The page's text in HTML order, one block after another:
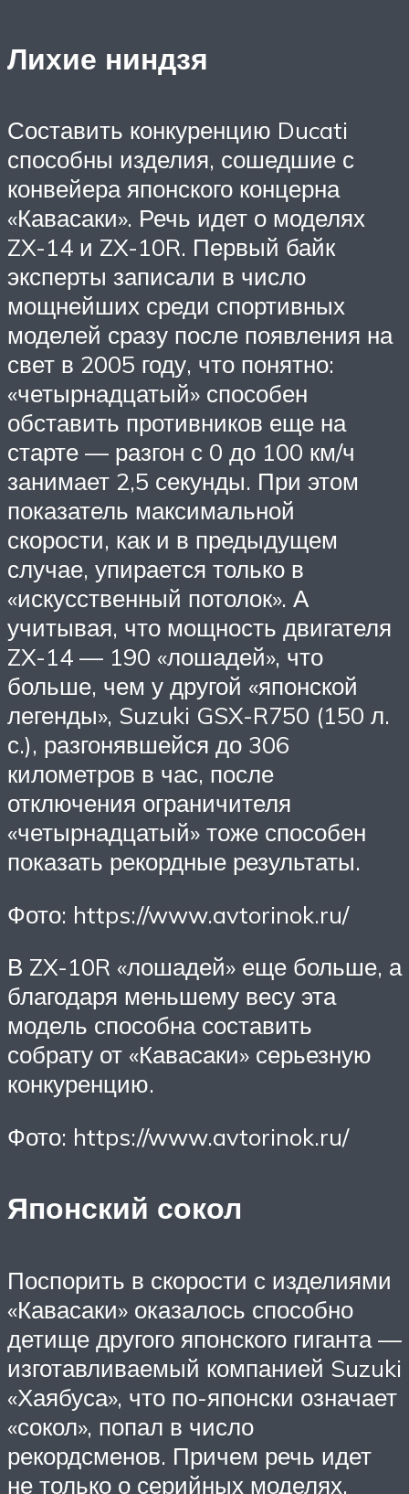
Лихие ниндзя
Составить конкуренцию Ducati
способны изделия, сошедшие с
конвейера японского концерна
«Кавасаки». Речь идет о моделях
ZX-14 и ZX-10R. Первый байк
эксперты записали в число
мощнейших среди спортивных
моделей сразу после появления на
свет в 2005 году, что понятно:
«четырнадцатый» способен
обставить противников еще на
старте — разгон с 0 до 100 км/ч
занимает 2,5 секунды. При этом
показатель максимальной
скорости, как и в предыдущем
случае, упирается только в
«искусственный потолок». А
учитывая, что мощность двигателя
ZX-14 — 190 «лошадей», что
больше, чем у другой «японской
легенды», Suzuki GSX-R750 (150 л.
с.), разгонявшейся до 306
километров в час, после
отключения ограничителя
«четырнадцатый» тоже способен
показать рекордные результаты.
Фото: https://www.avtorinok.ru/
В ZX-10R «лошадей» еще больше, а
благодаря меньшему весу эта
модель способна составить
собрату от «Кавасаки» серьезную
конкуренцию.
Фото: https://www.avtorinok.ru/
Японский сокол
Поспорить в скорости с изделиями
«Кавасаки» оказалось способно
детище другого японского гиганта —
изготавливаемый компанией Suzuki
«Хаябуса», что по-японски означает
«сокол», попал в число
рекордсменов. Причем речь идет
не только о серийных моделях,